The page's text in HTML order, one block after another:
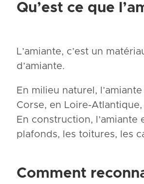
Qu’est ce que
L’amiante, c’est un
d’amiante.
En milieu naturel,
Corse, en Loire-
En construction,
plafonds, les toitures, les
Comment